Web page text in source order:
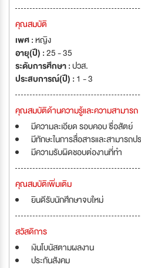
คุณสมบัติ
เพศ :หญิง
อายุ(ปี) :25 - 35
ระดับการศึกษา :ปวส.
ประสบการณ์(ปี) : 1 - 3
คุณสมบัติด้านความรู้และความสามารถ
มีความละเอียด รอบคอบ ซื่อสัตย์
มีทักษะในการสื่อสารและสามารถ
มีความรับผิดชอบต่องานที่ทำ
คุณสมบัติเพิ่มเติม
ยินดีรับนักศึกษาจบใหม่
สวัสดิการ
เงินโบนัสตามผลงาน
ประกันสังคม